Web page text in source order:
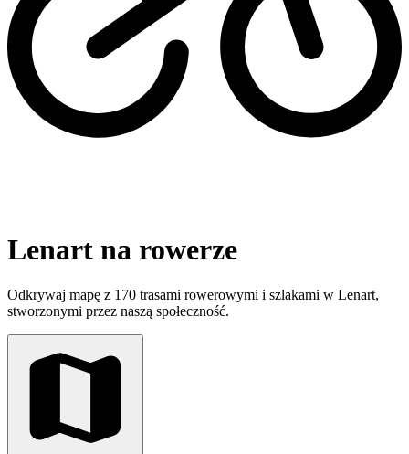
Lenart na rowerze
Odkrywaj mapę z 170 trasami rowerowymi i szlakami w Lenart,
stworzonymi przez naszą społeczność.